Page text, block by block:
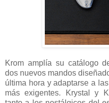
Krom amplía su catálogo
dos nuevos mandos
última hora y adaptarse a
más exigentes. Krystal y